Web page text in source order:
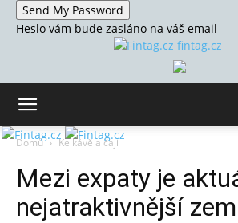
Heslo vám bude zasláno na váš email
fintag.cz
Domů Ke kávě a čaji
Mezi expaty je
nejatraktivnější